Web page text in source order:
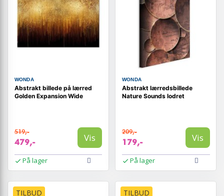
WONDA
Abstrakt billede på lærred
Golden Expansion Wide
519,-
479,- Vis
På lager
WONDA
Abstrakt lærredsbillede
Nature Sounds lodret
209,-
179,- Vis
På lager
TILBUD TILBUD